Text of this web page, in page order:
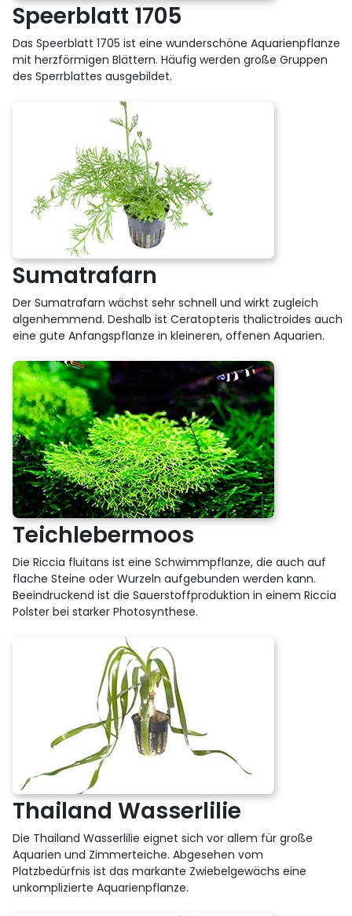
Speerblatt 1705
Das Speerblatt 1705 ist eine wunderschöne Aquarienpflanze
mit herzförmigen Blättern. Häufig werden große Gruppen
des Sperrblattes ausgebildet.
Sumatrafarn
Der Sumatrafarn wächst sehr schnell und wirkt zugleich
algenhemmend. Deshalb ist Ceratopteris thalictroides auch
eine gute Anfangspflanze in kleineren, offenen Aquarien.
Teichlebermoos
Die Riccia fluitans ist eine Schwimmpflanze, die auch auf
flache Steine oder Wurzeln aufgebunden werden kann.
Beeindruckend ist die Sauerstoffproduktion in einem Riccia
Polster bei starker Photosynthese.
Thailand Wasserlilie
Die Thailand Wasserlilie eignet sich vor allem für große
Aquarien und Zimmerteiche. Abgesehen vom
Platzbedürfnis ist das markante Zwiebelgewächs eine
unkomplizierte Aquarienpflanze.